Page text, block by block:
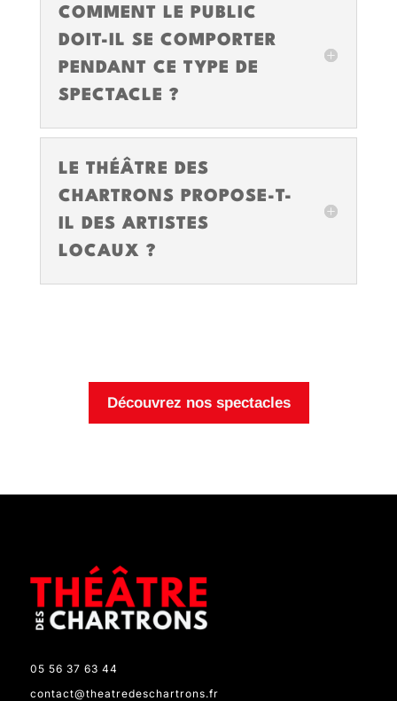
COMMENT LE PUBLIC
DOIT-IL SE COMPORTER
PENDANT CE TYPE DE
SPECTACLE ?
LE THÉÂTRE DES
CHARTRONS PROPOSE-T-
IL DES ARTISTES
LOCAUX ?
Découvrez nos spectacles
05 56 37 63 44
contact@theatredeschartrons.fr